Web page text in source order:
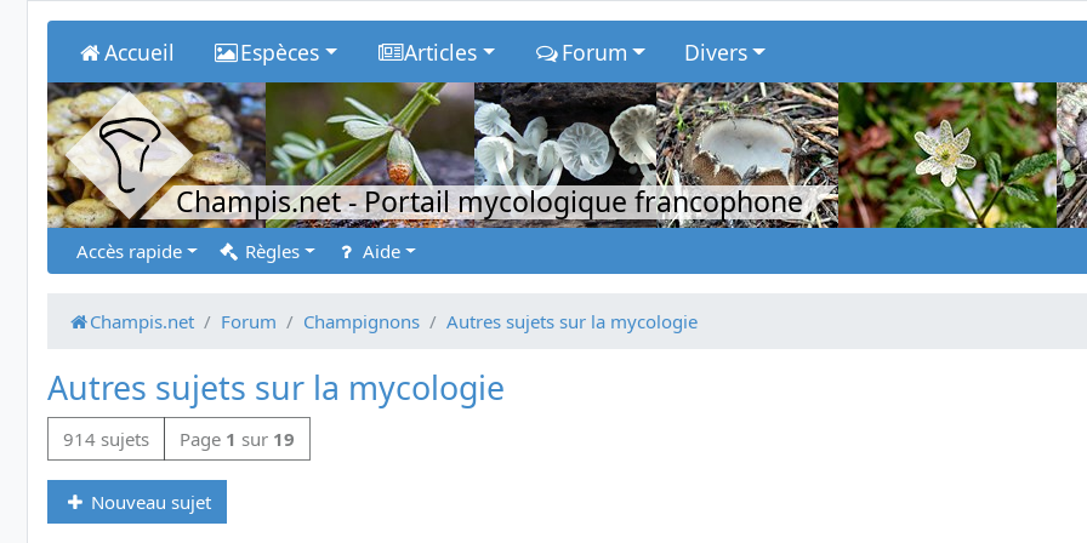
Accueil Espèces Articles Forum Divers
Champis.net- Portail mycologique francophone
Accès rapide Règles Aide
Champis.net Forum Champignons Autres sujets sur la mycologie
Autres sujets sur la mycologie
914 sujets Page 1 sur 19
Nouveau sujet